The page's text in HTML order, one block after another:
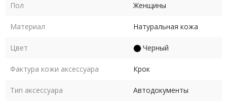
Пол Женщины
Материал Натуральная кожа
Цвет Черный
Фактура кожи аксессуара Крок
Тип аксессуара Автодокументы